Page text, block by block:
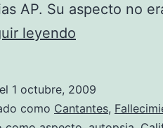
AP. Su aspecto no
leyendo
un
1 octubre, 2009
como Cantantes,